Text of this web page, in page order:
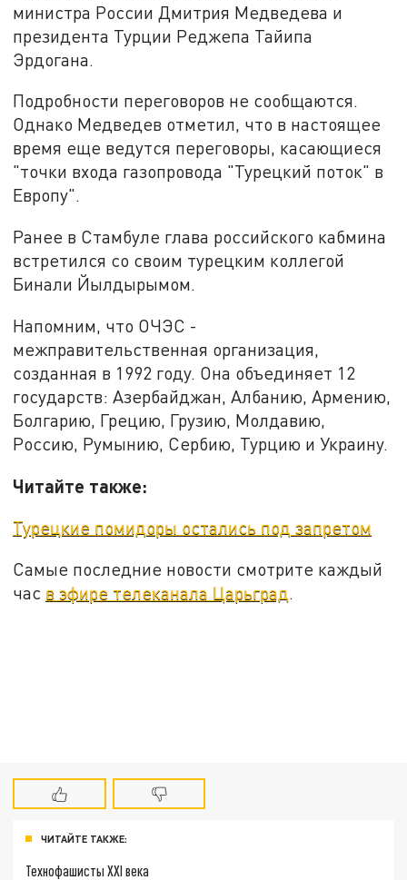
министра России Дмитрия Медведева и
президента Турции Реджепа Тайипа
Эрдогана.
Подробности переговоров не сообщаются.
Однако Медведев отметил, что в настоящее
время еще ведутся переговоры, касающиеся
"точки входа газопровода "Турецкий поток" в
Европу".
Ранее в Стамбуле глава российского кабмина
встретился со своим турецким коллегой
Бинали Йылдырымом.
Напомним, что ОЧЭС -
межправительственная организация,
созданная в 1992 году. Она объединяет 12
государств: Азербайджан, Албанию, Армению,
Болгарию, Грецию, Грузию, Молдавию,
Россию, Румынию, Сербию, Турцию и Украину.
Читайте также:
Турецкие помидоры остались под запретом
Самые последние новости смотрите каждый
час в эфире телеканала Царьград.
ЧИТАЙТЕ ТАКЖЕ:
Технофашисты XXI века